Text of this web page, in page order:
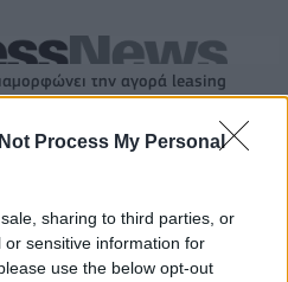
Process My Personal
sharing to third parties, or
sensitive information for
use the below opt-out
την αγορά leasing
FTSE4Good